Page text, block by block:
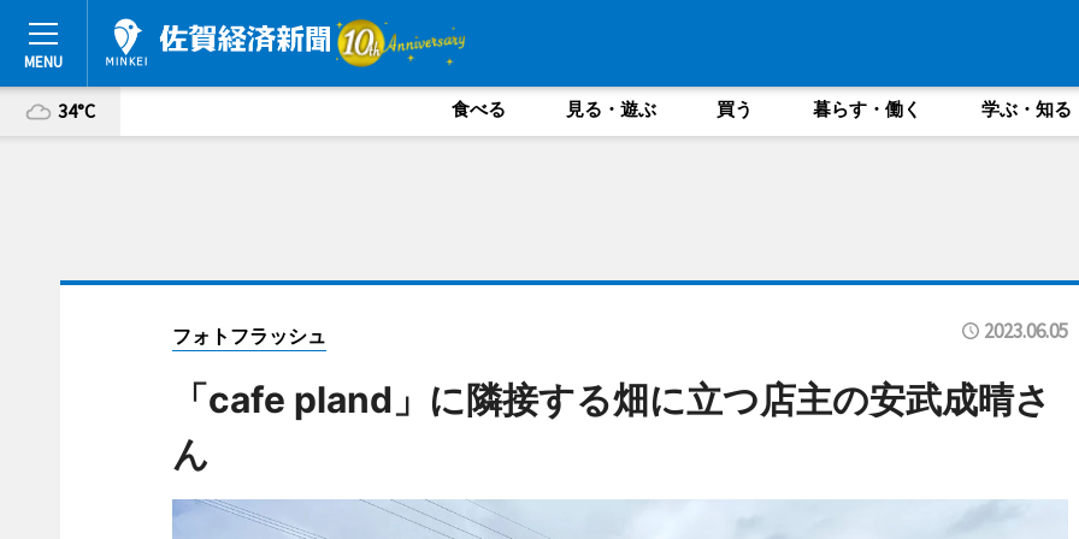
34°C 食べる 見る・遊ぶ 買う 暮らす・働く 学ぶ・知る
フォトフラッシュ 2023.06.05
「cafe pland」に隣接する畑に立つ店主の安武成晴さ
ん